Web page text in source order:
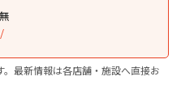
最新情報は各店舗・施設へ直接お